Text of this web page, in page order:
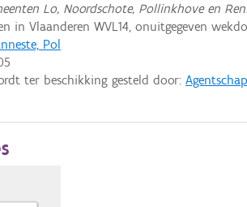
Lo, Noordschote, Pollinkhove en
in Vlaanderen WVL14, onuitgegeven
Pol
ter beschikking gesteld door: